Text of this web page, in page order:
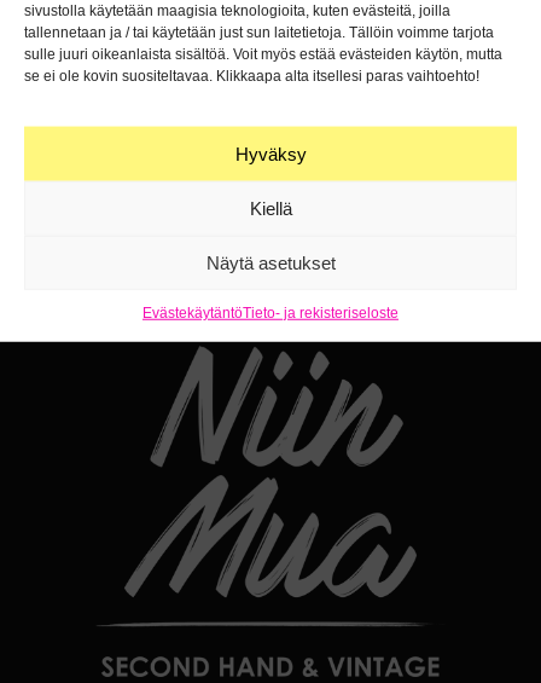
sivustolla käytetään maagisia teknologioita, kuten evästeitä, joilla
tallennetaan ja / tai käytetään just sun laitetietoja. Tällöin voimme tarjota
sulle juuri oikeanlaista sisältöä. Voit myös estää evästeiden käytön, mutta
se ei ole kovin suositeltavaa. Klikkaapa alta itsellesi paras vaihtoehto!
Hyväksy
Kiellä
Näytä asetukset
EvästekäytäntöTieto- ja rekisteriseloste
VUOSIKYMMENET
60-luvun vaatteet
70-luvun vaatteet
90-luvun vaatteet
00-luvun vaatteet